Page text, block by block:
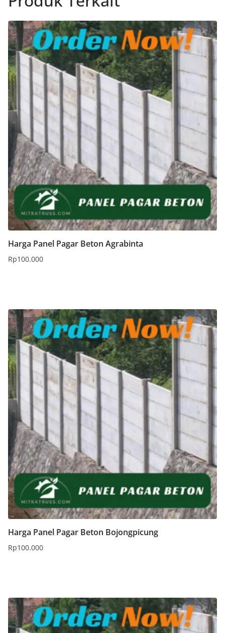
Harga Panel Pagar Beton Agrabinta
Rp100.000
Harga Panel Pagar Beton Bojongpicung
Rp100.000